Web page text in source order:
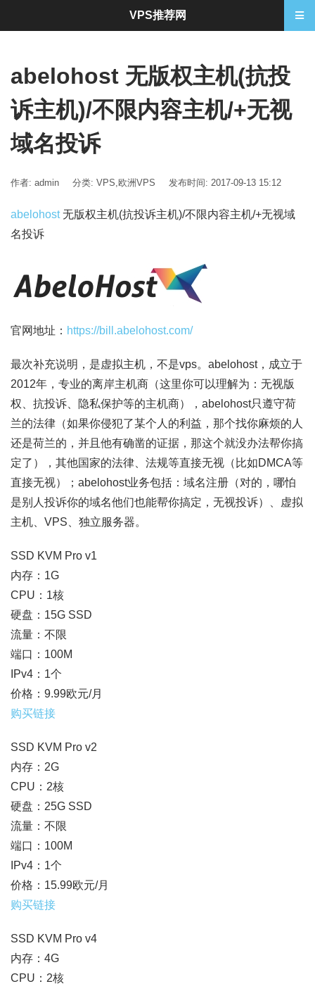
abelohost 无版权主机(抗投
诉主机)/不限内容主机/+无视
域名投诉
作者: admin 分类: VPS,欧洲VPS 发布时间: 2017-09-13 15:12
abelohost无版权主机(抗投诉主机)/不限内容主机/+无视域
名投诉
官网地址： https://bill.abelohost.com/
最次补充说明，是虚拟主机，不是vps。abelohost，成立于
2012年，专业的离岸主机商（这里你可以理解为：无视版
权、抗投诉、隐私保护等的主机商），abelohost只遵守荷
兰的法律（如果你侵犯了某个人的利益，那个找你麻烦的人
还是荷兰的，并且他有确凿的证据，那这个就没办法帮你搞
定了），其他国家的法律、法规等直接无视（比如DMCA等
直接无视）；abelohost业务包括：域名注册（对的，哪怕
是别人投诉你的域名他们也能帮你搞定，无视投诉）、虚拟
主机、VPS、独立服务器。
SSD KVM Pro v1
内存：1G
CPU：1核
硬盘：15G SSD
流量：不限
端口：100M
IPv4：1个
价格：9.99欧元/月
购买链接
SSD KVM Pro v2
内存：2G
CPU：2核
硬盘：25G SSD
流量：不限
端口：100M
IPv4：1个
价格：15.99欧元/月
购买链接
SSD KVM Pro v4
内存：4G
CPU：2核
VPS推荐网